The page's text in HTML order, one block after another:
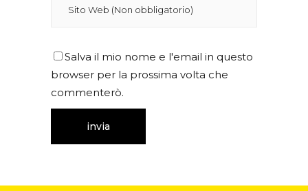
Salva il mio nome e l'email in questo
browser per la prossima volta che
commenterò.